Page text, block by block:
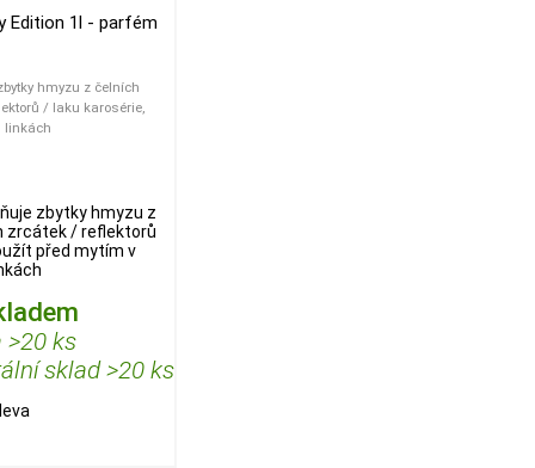
Edition 1l - parfém
hmyzu z čelních
/ laku karosérie,
linkách
zbytky hmyzu z
zrcátek / reflektorů
před mytím v
ks
sklad >20 ks